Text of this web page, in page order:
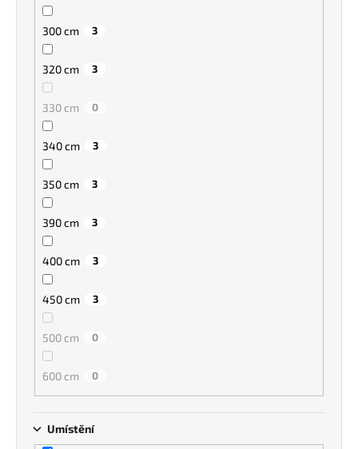
300 cm 3
320 cm 3
330 cm 0
340 cm 3
350 cm 3
390 cm 3
400 cm 3
450 cm 3
500 cm 0
600 cm 0
Umístění